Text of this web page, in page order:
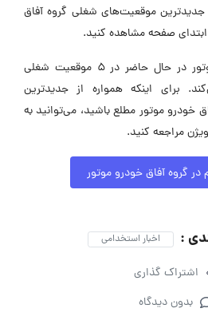
موقعیت‌های شغلی گروه آفاق
ابتدای صفحه مشاهده کنید.
گروه آفاق خودرو موتور در حال حاضر در ۵ موقعیت شغلی
برای اینکه همواره از جدیدترین
خودرو موتور مطلع باشید، می‌توانید به
مراجعه کنید.
گروه آفاق خودرو موتور
: اخبار استخدامی
اشتراک گذاری
بدون دیدگاه